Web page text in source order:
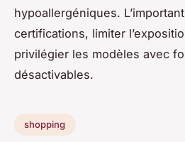
hypoallergéniques.
certifications, limiter
privilégier les modèles avec
désactivables.
shopping